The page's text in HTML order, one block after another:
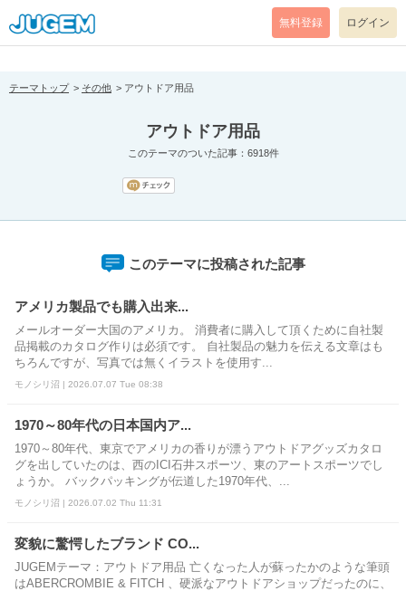
[pear_error: message="Success" code=0 mode=return level=notice
prefix="" info=""]
無料登録 ログイン
テーマトップ その他 アウトドア用品
アウトドア用品
このテーマのついた記事：6918件
このテーマに投稿された記事
アメリカ製品でも購入出来...
メールオーダー大国のアメリカ。 消費者に購入して頂くために自社製
品掲載のカタログ作りは必須です。 自社製品の魅力を伝える文章はも
ちろんですが、写真では無くイラストを使用す...
モノシリ沼 | 2026.07.07 Tue 08:38
1970～80年代の日本国内ア...
1970～80年代、東京でアメリカの香りが漂うアウトドアグッズカタロ
グを出していたのは、西のICI石井スポーツ、東のアートスポーツでし
ょうか。 バックパッキングが伝道した1970年代、...
モノシリ沼 | 2026.07.02 Thu 11:31
変貌に驚愕したブランド CO...
JUGEMテーマ：アウトドア用品 亡くなった人が蘇ったかのような筆頭
はABERCROMBIE & FITCH 、硬派なアウトドアショップだったのに、